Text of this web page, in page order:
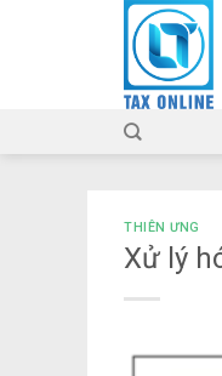
THIÊN ƯNG
Xử lý